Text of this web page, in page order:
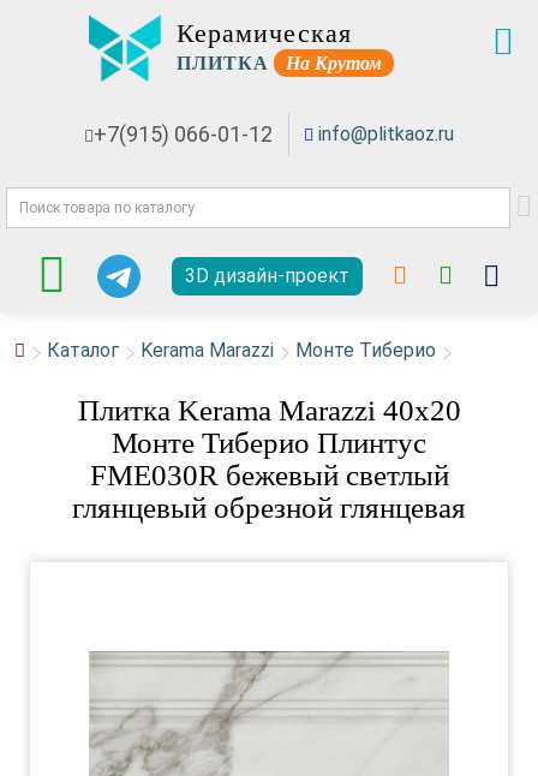
Керамическая
ПЛИТКА На Крутом
+7(915) 066-01-12 info@plitkaoz.ru
3D дизайн-проект
Каталог Kerama Marazzi Монте Тиберио
Плитка Kerama Marazzi 40x20
Монте Тиберио Плинтус
FME030R бежевый светлый
глянцевый обрезной глянцевая